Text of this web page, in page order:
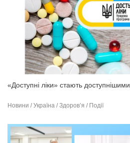
«Доступні ліки» стають доступнішими
Новини / Україна / Здоров’я / Події